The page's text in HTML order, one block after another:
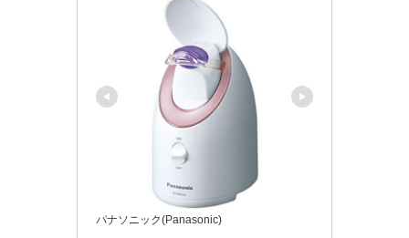
パナソニック(Panasonic)